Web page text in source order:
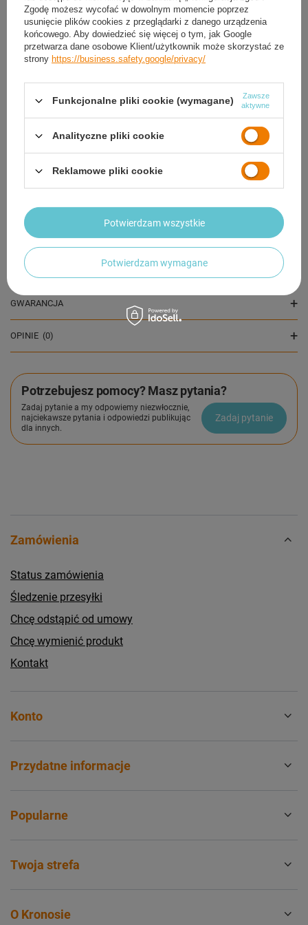
Bumper Do Ćwiczeń HMS 2 x 10 kg
566,40 zł
Talerz Olimpijski
Do Ćwiczeń 4 x 10
1 132,80 zł
OPIS
SZCZEGÓŁOWE DANE
GWARANCJA
OPINIE (0)
Potrzebujesz pomocy? Masz pytania?
Zadaj pytanie a my odpowiemy niezwłocznie,
najciekawsze pytania i odpowiedzi publikując
dla innych.
Zadaj pytanie
Zamówienia
Status zamówienia
Śledzenie przesyłki
Chcę odstąpić od umowy
Chcę wymienić produkt
Kontakt
Konto
Przydatne informacje
Popularne
Twoja strefa
O Kronosie
Zgodę możesz wycofać w dowolnym momencie poprzez
usunięcie plików cookies z przeglądarki z danego urządzenia
końcowego. Aby dowiedzieć się więcej o tym, jak Google
przetwarza dane osobowe Klient/użytkownik może skorzystać ze
strony https://business.safety.google/privacy/
Funkcjonalne pliki cookie (wymagane)
Zawsze
aktywne
Analityczne pliki cookie
Reklamowe pliki cookie
Potwierdzam wymagane
Potwierdzam wszystkie